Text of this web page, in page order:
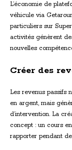
L’économie de
véhicule via
particuliers sur
activités génèrent
nouvelles
Créer des
Les revenus passifs
en argent, mais
d’intervention. La
concept : un cours
rapporter pendant